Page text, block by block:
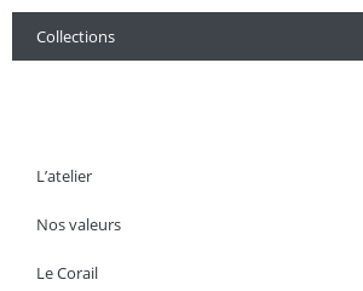
Collections
L’atelier
Nos valeurs
Le Corail